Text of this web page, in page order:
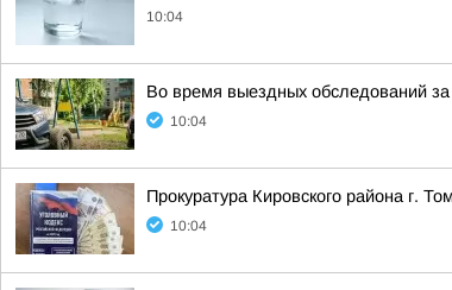
10:04
Во время выездных обследований за
10:04
Прокуратура Кировского района г.
10:04